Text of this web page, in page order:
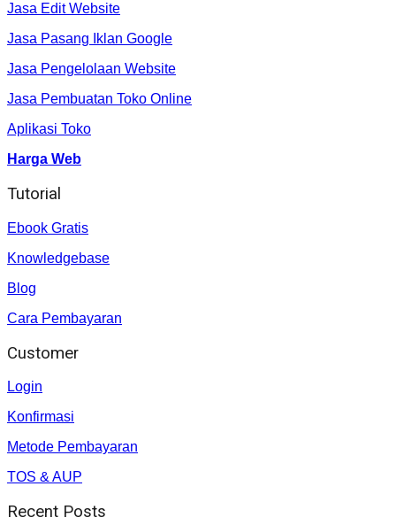
Jasa Edit Website
Jasa Pasang Iklan Google
Jasa Pengelolaan Website
Jasa Pembuatan Toko Online
Aplikasi Toko
Harga Web
Tutorial
Ebook Gratis
Knowledgebase
Blog
Cara Pembayaran
Customer
Login
Konfirmasi
Metode Pembayaran
TOS & AUP
Recent Posts